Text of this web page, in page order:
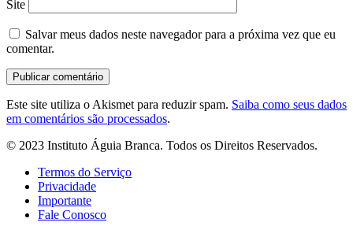
Site
Salvar meus dados neste navegador para a próxima vez que eu
comentar.
Este site utiliza o Akismet para reduzir spam. Saiba como seus dados
em comentários são processados.
© 2023 Instituto Águia Branca. Todos os Direitos Reservados.
Termos do Serviço
Privacidade
Importante
Fale Conosco